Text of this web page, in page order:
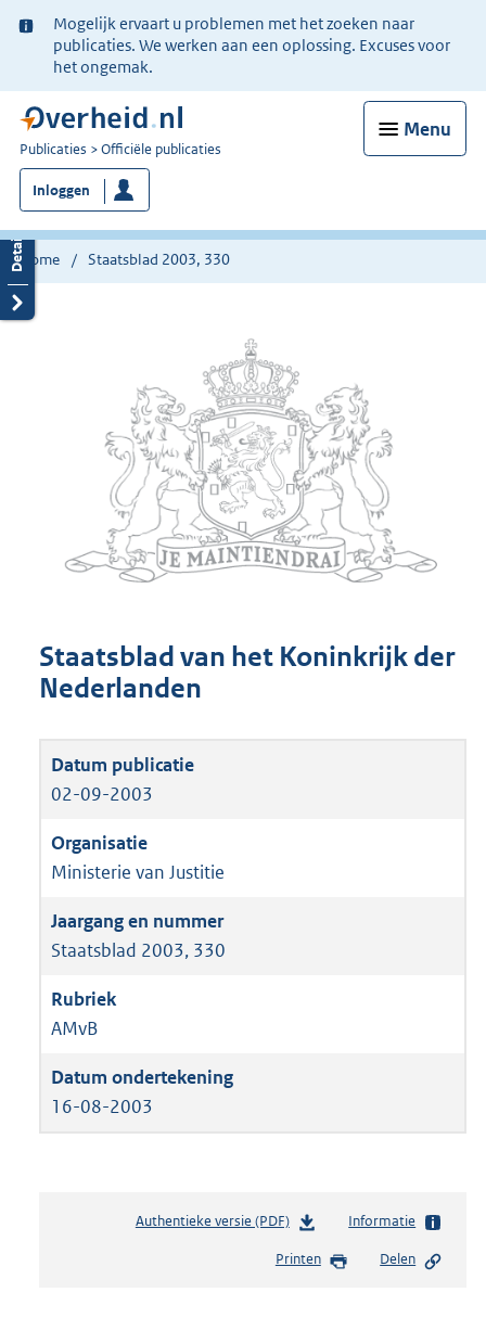
Ter
informatie:
Mogelijk ervaart u problemen met het zoeken naar
publicaties. We werken aan een oplossing. Excuses voor
het ongemak.
Menu
U
bent
nu
hier:
Publicaties Officiële publicaties
Inloggen
Home Staatsblad 2003, 330
Staatsblad van het Koninkrijk der
Nederlanden
02-09-2003
Ministerie van Justitie
Staatsblad 2003, 330
AMvB
16-08-2003
Authentieke versie (PDF)b
s
Informatie
Printen Delen